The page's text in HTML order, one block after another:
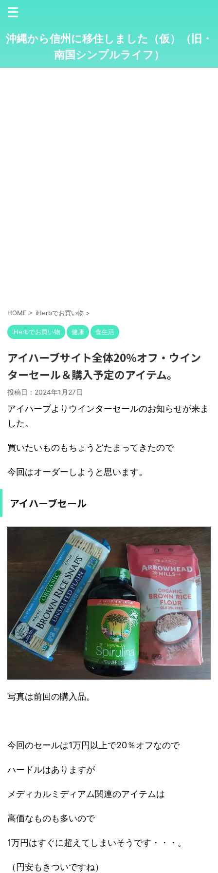
沖縄から信州に移住しました（仮）（旧・
南国シンプルライフ）
HOME > iHerbでお買い物 >
iHerbでお買い物 健康 食生活
アイハーブサイト全体20％オフ・ウイン
ターセール＆購入予定のアイテム。
投稿日： 2024年1月27日
アイハーブよりウインターセールのお知らせが来ま
した。
買いたいものもちょうどたまってきたので
今回はオーダーしようと思います。
アイハーブセール
写真は前回の購入品。
今回のセールは1万円以上で20％オフなので
ハードルはありますが
メディカルミディアム関連のアイテムは
高価なものも多いので
1万円はすぐに超えてしまいそうです・・・。
（円安もきついですね）